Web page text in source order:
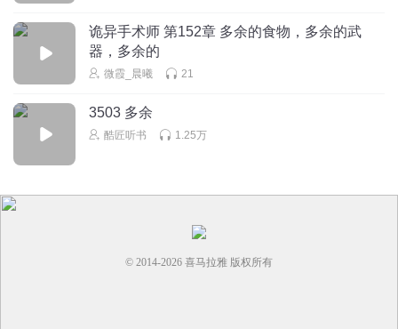
诡异手术师 第152章 多余的食物，多余的武
器，多余的
微霞_晨曦 21
3503 多余
酷匠听书 1.25万
© 2014-2026 喜马拉雅 版权所有